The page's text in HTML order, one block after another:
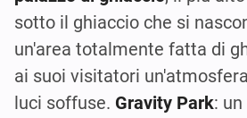
sotto il ghiaccio che si
un'area totalmente fatta di
ai suoi visitatori
luci soffuse. Gravity Park: